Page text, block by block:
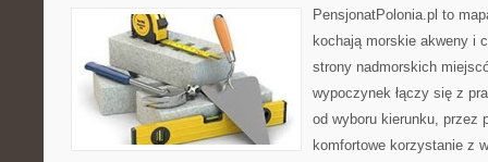
PensjonatPolonia.pl to
kochają morskie akweny i
strony nadmorskich
wypoczynek łączy się z
od wyboru kierunku, przez
komfortowe korzystanie z